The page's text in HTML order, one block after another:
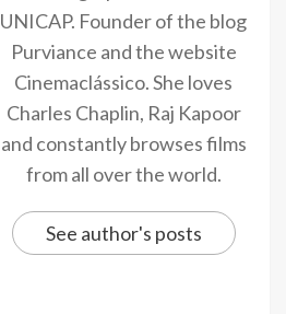
UNICAP. Founder of the blog
Purviance and the website
Cinemaclássico. She loves
Charles Chaplin, Raj Kapoor
and constantly browses films
from all over the world.
See author's posts